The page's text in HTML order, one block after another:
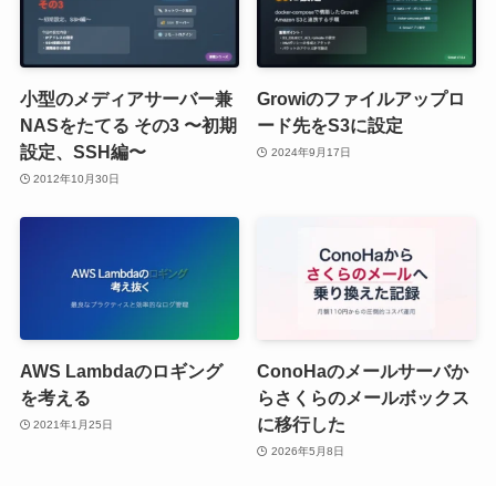
小型のメディアサーバー兼
NASをたてる その3 〜初期
設定、SSH編〜
2012年10月30日
Growiのファイルアップロ
ード先をS3に設定
2024年9月17日
AWS Lambdaのロギング
を考える
2021年1月25日
ConoHaのメールサーバか
らさくらのメールボックス
に移行した
2026年5月8日